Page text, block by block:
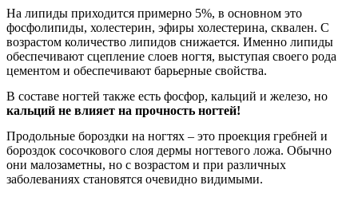
На липиды приходится примерно 5%, в основном это
фосфолипиды, холестерин, эфиры холестерина, сквален. С
возрастом количество липидов снижается. Именно липиды
обеспечивают сцепление слоев ногтя, выступая своего рода
цементом и обеспечивают барьерные свойства.
В составе ногтей также есть фосфор, кальций и железо, но
кальций не влияет на прочность ногтей!
Продольные бороздки на ногтях – это проекция гребней и
бороздок сосочкового слоя дермы ногтевого ложа. Обычно
они малозаметны, но с возрастом и при различных
заболеваниях становятся очевидно видимыми.